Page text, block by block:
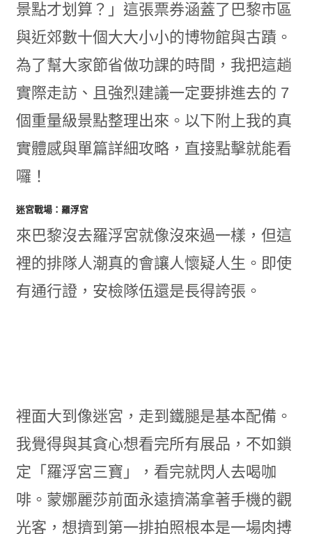
景點才划算？」這張票券涵蓋了巴黎市區
與近郊數十個大大小小的博物館與古蹟。
為了幫大家節省做功課的時間，我把這趟
實際走訪、且強烈建議一定要排進去的 7
個重量級景點整理出來。以下附上我的真
實體感與單篇詳細攻略，直接點擊就能看
囉！
迷宮戰場：羅浮宮
來巴黎沒去羅浮宮就像沒來過一樣，但這
裡的排隊人潮真的會讓人懷疑人生。即使
有通行證，安檢隊伍還是長得誇張。
裡面大到像迷宮，走到鐵腿是基本配備。
我覺得與其貪心想看完所有展品，不如鎖
定「羅浮宮三寶」，看完就閃人去喝咖
啡。蒙娜麗莎前面永遠擠滿拿著手機的觀
光客，想擠到第一排拍照根本是一場肉搏